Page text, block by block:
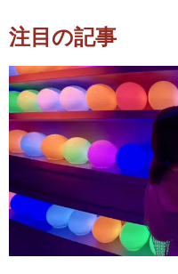
注目の記事